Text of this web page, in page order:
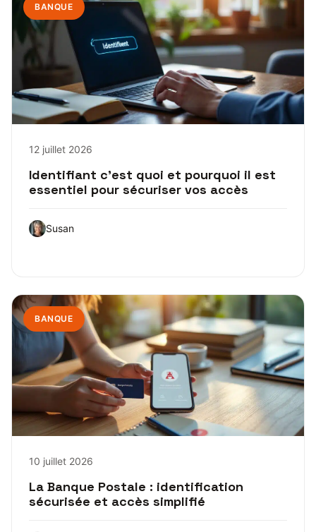
BANQUE
12 juillet 2026
Identifiant c’est quoi et pourquoi il est
essentiel pour sécuriser vos accès
Susan
BANQUE
10 juillet 2026
La Banque Postale : identification
sécurisée et accès simplifié